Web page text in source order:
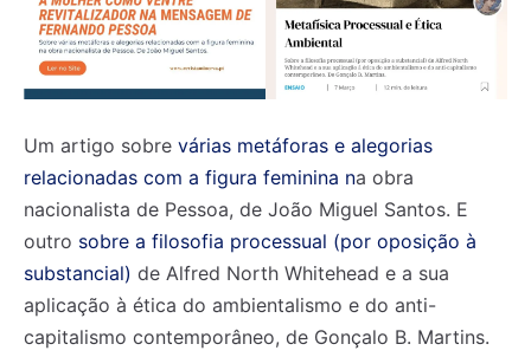
Um artigo sobre várias metáforas e alegorias
relacionadas com a figura feminina na obra
nacionalista de Pessoa, de João Miguel Santos. E
outro sobre a filosofia processual (por oposição à
substancial) de Alfred North Whitehead e a sua
aplicação à ética do ambientalismo e do anti-
capitalismo contemporâneo, de Gonçalo B. Martins.